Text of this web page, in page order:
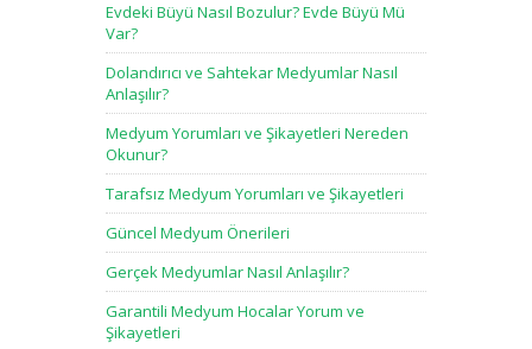
Evdeki Büyü Nasıl Bozulur? Evde Büyü Mü
Var?
Dolandırıcı ve Sahtekar Medyumlar Nasıl
Anlaşılır?
Medyum Yorumları ve Şikayetleri Nereden
Okunur?
Tarafsız Medyum Yorumları ve Şikayetleri
Güncel Medyum Önerileri
Gerçek Medyumlar Nasıl Anlaşılır?
Garantili Medyum Hocalar Yorum ve
Şikayetleri